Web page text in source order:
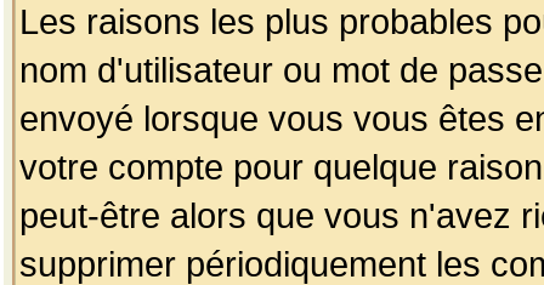
Les raisons les plus probables
nom d'utilisateur ou mot de
envoyé lorsque vous vous êtes
votre compte pour quelque
peut-être alors que vous n'avez
supprimer périodiquement les